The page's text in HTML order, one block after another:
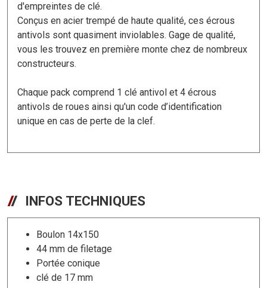
d'empreintes de clé.
Conçus en acier trempé de haute qualité, ces écrous
antivols sont quasiment inviolables. Gage de qualité,
vous les trouvez en première monte chez de nombreux
constructeurs.
Chaque pack comprend 1 clé antivol et 4 écrous
antivols de roues ainsi qu'un code d’identification
unique en cas de perte de la clef.
INFOS TECHNIQUES
Boulon 14x150
44 mm de filetage
Portée conique
clé de 17 mm